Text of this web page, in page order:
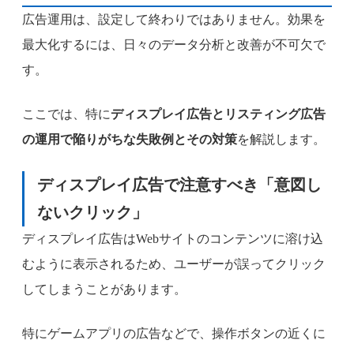
広告運用は、設定して終わりではありません。効果を
最大化するには、日々のデータ分析と改善が不可欠で
す。
ここでは、特にディスプレイ広告とリスティング広告
の運用で陥りがちな失敗例とその対策を解説します。
ディスプレイ広告で注意すべき「意図し
ないクリック」
ディスプレイ広告はWebサイトのコンテンツに溶け込
むように表示されるため、ユーザーが誤ってクリック
してしまうことがあります。
特にゲームアプリの広告などで、操作ボタンの近くに